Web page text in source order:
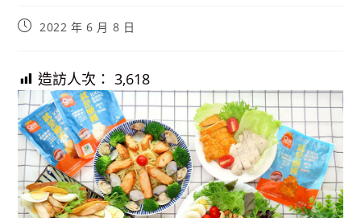
Post2022 年 6 月 8 日
造訪人次： 3,618